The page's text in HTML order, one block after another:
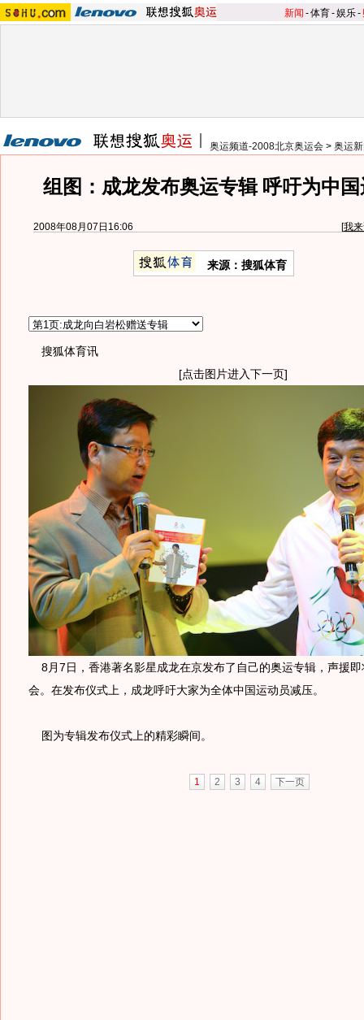
新闻 -体育-娱乐-
奥运频道-2008北京奥运会 > 奥运
组图：成龙发布奥运专辑 呼吁为中
2008年08月07日16:06 [我
来源：搜狐体育
搜狐体育讯
[点击图片进入下一页]
8月7日，香港著名影星成龙在京发布了自己的奥运专辑，声援即
会。在发布仪式上，成龙呼吁大家为全体中国运动员减压。
图为专辑发布仪式上的精彩瞬间。
1 2 3 4 下一页